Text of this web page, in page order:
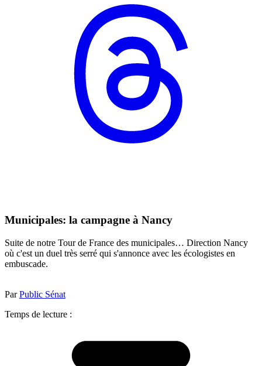
Municipales: la campagne à Nancy
Suite de notre Tour de France des municipales… Direction Nancy
où c'est un duel très serré qui s'annonce avec les écologistes en
embuscade.
ParPublic Sénat
Temps de lecture :